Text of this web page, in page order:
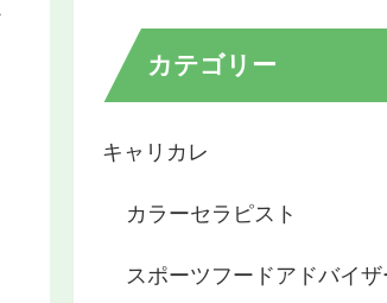
カテゴリー
キャリカレ
カラーセラピスト
スポーツフードアドバイザ